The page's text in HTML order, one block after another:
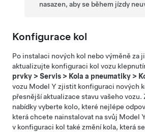
nasazen, aby se během jízdy
Konfigurace kol
Po instalaci nových kol nebo výměně za
aktualizujte konfiguraci kol vozu
prvky > Servis > Kola a pneumatiky >
vozu Model Y zjistit konfiguraci nových
přesnější aktualizace stavu vašeho vozu.
nabídky vyberte kolo, které nejlépe
která chcete nainstalovat na svůj Model Y
v konfiguraci kol také změní kola, která